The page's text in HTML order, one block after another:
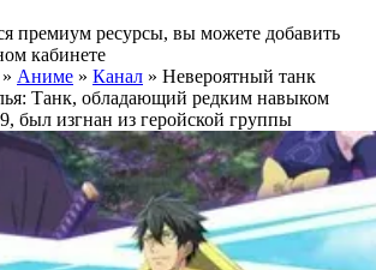
премиум ресурсы, вы можете добавить
кабинете
» Аниме » Канал » Невероятный танк
Танк, обладающий редким навыком
был изгнан из геройской группы